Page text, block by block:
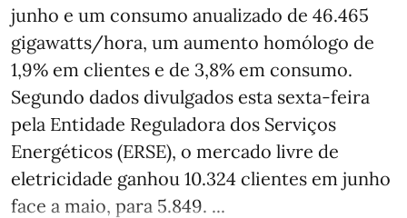
junho e um consumo anualizado de 46.465
gigawatts/hora, um aumento homólogo de
1,9% em clientes e de 3,8% em consumo.
Segundo dados divulgados esta sexta-feira
pela Entidade Reguladora dos Serviços
Energéticos (ERSE), o mercado livre de
eletricidade ganhou 10.324 clientes em junho
face a maio, para 5.849. ...